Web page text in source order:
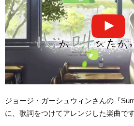
ジョージ・ガーシュウィンさんの『
に、歌詞をつけてアレンジした楽曲です